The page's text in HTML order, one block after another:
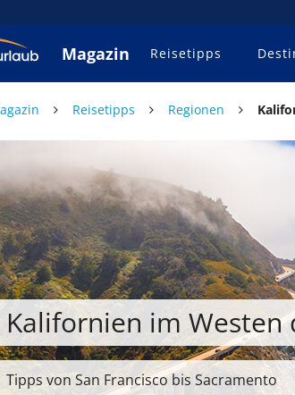
Magazin Reisetipps
Reisetipps Regionen
Kalifornien im Westen
Tipps von San Francisco bis Sacramento